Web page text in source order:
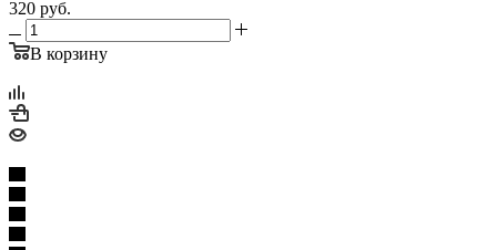
320 руб.
В корзину